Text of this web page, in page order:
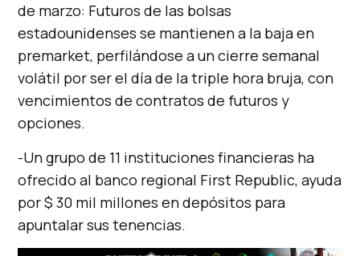
de marzo: Futuros de las bolsas
estadounidenses se mantienen a la baja en
premarket, perfilándose a un cierre semanal
volátil por ser el día de la triple hora bruja, con
vencimientos de contratos de futuros y
opciones.
-Un grupo de 11 instituciones financieras ha
ofrecido al banco regional First Republic, ayuda
por $ 30 mil millones en depósitos para
apuntalar sus tenencias.